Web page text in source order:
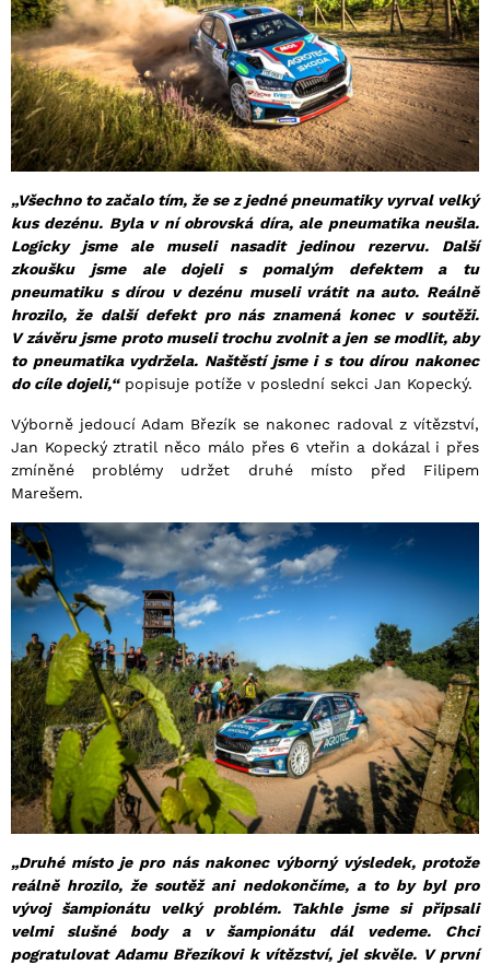
„Všechno to začalo tím, že se z jedné pneumatiky vyrval velký
kus dezénu. Byla v ní obrovská díra, ale pneumatika neušla.
Logicky jsme ale museli nasadit jedinou rezervu. Další
zkoušku jsme ale dojeli s pomalým defektem a tu
pneumatiku s dírou v dezénu museli vrátit na auto. Reálně
hrozilo, že další defekt pro nás znamená konec v soutěži.
V závěru jsme proto museli trochu zvolnit a jen se modlit, aby
to pneumatika vydržela. Naštěstí jsme i s tou dírou nakonec
do cíle dojeli,“popisuje potíže v poslední sekci Jan Kopecký.
Výborně jedoucí Adam Březík se nakonec radoval z vítězství,
Jan Kopecký ztratil něco málo přes 6 vteřin a dokázal i přes
zmíněné problémy udržet druhé místo před Filipem
Marešem.
„Druhé místo je pro nás nakonec výborný výsledek, protože
reálně hrozilo, že soutěž ani nedokončíme, a to by byl pro
vývoj šampionátu velký problém. Takhle jsme si připsali
velmi slušné body a v šampionátu dál vedeme. Chci
pogratulovat Adamu Březíkovi k vítězství, jel skvěle. V první